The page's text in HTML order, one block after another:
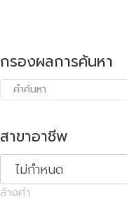
กรองผลการค้นหา
สาขาอาชีพ
ไม่กำหนด
ล้างค่า